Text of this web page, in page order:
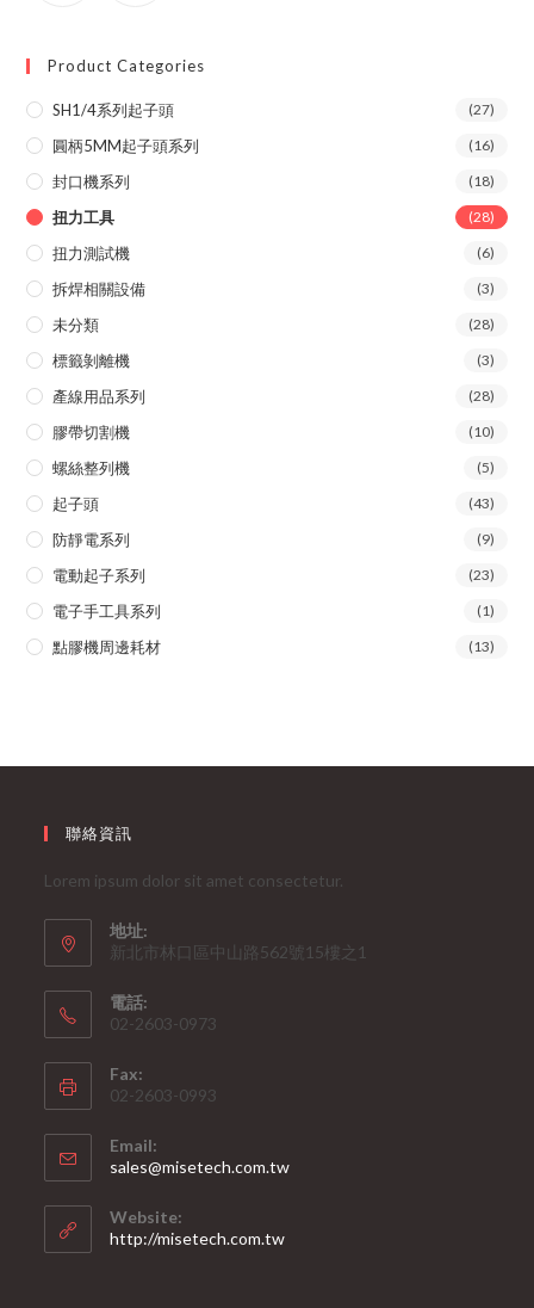
Product Categories
SH1/4系列起子頭 (27)
圓柄5MM起子頭系列 (16)
封口機系列 (18)
扭力工具 (28)
扭力測試機 (6)
拆焊相關設備 (3)
未分類 (28)
標籤剝離機 (3)
產線用品系列 (28)
膠帶切割機 (10)
螺絲整列機 (5)
起子頭 (43)
防靜電系列 (9)
電動起子系列 (23)
電子手工具系列 (1)
點膠機周邊耗材 (13)
聯絡資訊
Lorem ipsum dolor sit amet consectetur.
地址:
新北市林口區中山路562號15樓之1
電話:
02-2603-0973
Fax:
02-2603-0993
Email:
sales@misetech.com.twOpens
Website:
http://misetech.com.tw